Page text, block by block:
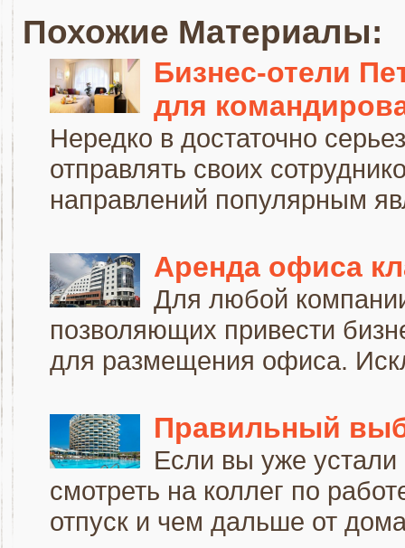
Похожие Материалы:
Бизнес-отели
для
Нередко в достаточно
отправлять своих
направлений популярным
Аренда офиса
Для любой
позволяющих привести
для размещения офиса.
Правильный
Если вы уже
смотреть на коллег по
отпуск и чем дальше от